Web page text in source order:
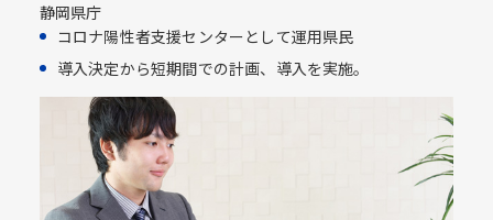
静岡県庁
コロナ陽性者支援センターとして運用県民​
導入決定から短期間での計画、導入を実施。